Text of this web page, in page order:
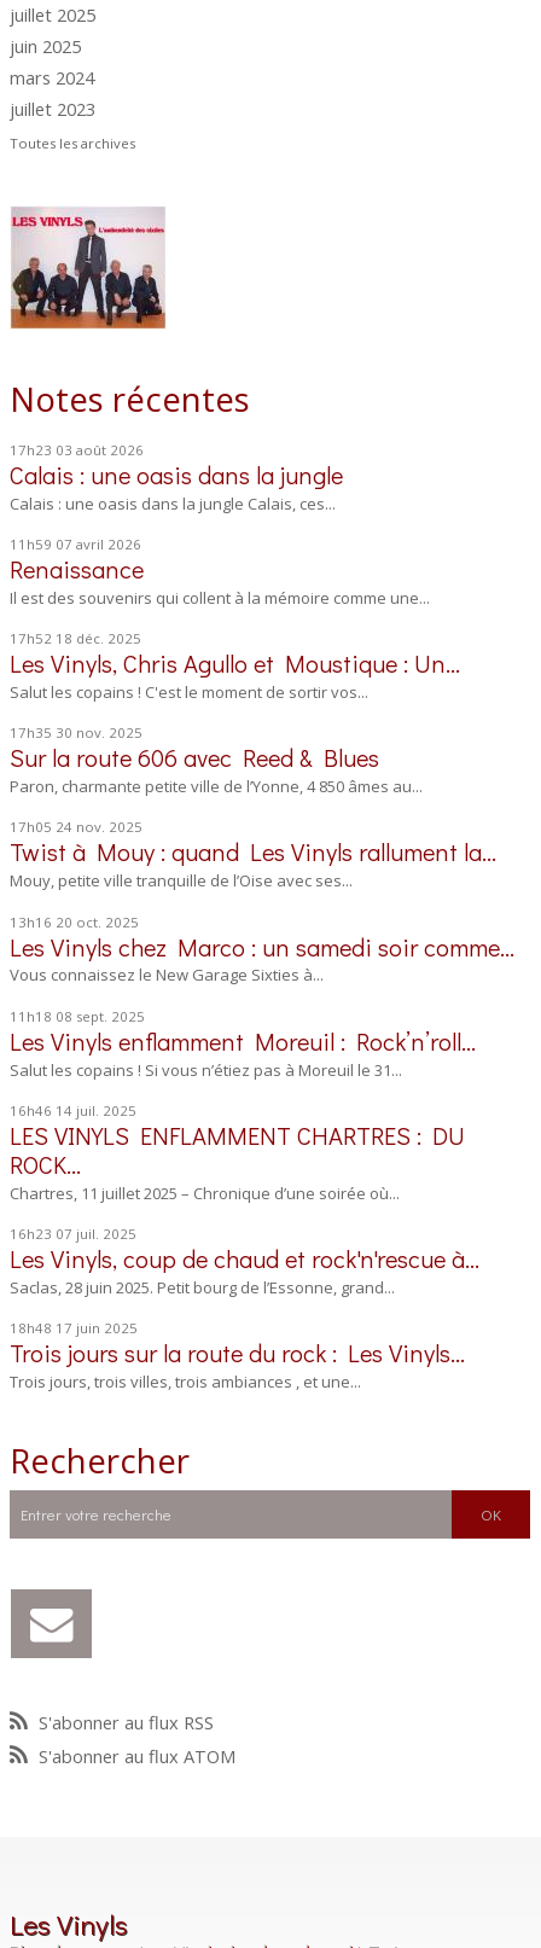
juillet 2025
juin 2025
mars 2024
juillet 2023
Toutes les archives
Notes récentes
17h23 03 août 2026
Calais : une oasis dans la jungle
Calais : une oasis dans la jungle Calais, ces...
11h59 07 avril 2026
Renaissance
Il est des souvenirs qui collent à la mémoire comme une...
17h52 18 déc. 2025
Les Vinyls, Chris Agullo et Moustique : Un...
Salut les copains ! C'est le moment de sortir vos...
17h35 30 nov. 2025
Sur la route 606 avec Reed & Blues
Paron, charmante petite ville de l’Yonne, 4 850 âmes au...
17h05 24 nov. 2025
Twist à Mouy : quand Les Vinyls rallument la...
Mouy, petite ville tranquille de l’Oise avec ses...
13h16 20 oct. 2025
Les Vinyls chez Marco : un samedi soir comme...
Vous connaissez le New Garage Sixties à...
11h18 08 sept. 2025
Les Vinyls enflamment Moreuil : Rock’n’roll...
Salut les copains ! Si vous n’étiez pas à Moreuil le 31...
16h46 14 juil. 2025
LES VINYLS ENFLAMMENT CHARTRES : DU
ROCK...
Chartres, 11 juillet 2025 – Chronique d’une soirée où...
16h23 07 juil. 2025
Les Vinyls, coup de chaud et rock'n'rescue à...
Saclas, 28 juin 2025. Petit bourg de l’Essonne, grand...
18h48 17 juin 2025
Trois jours sur la route du rock : Les Vinyls...
Trois jours, trois villes, trois ambiances , et une...
Rechercher
S'abonner au flux RSS
S'abonner au flux ATOM
Les Vinyls